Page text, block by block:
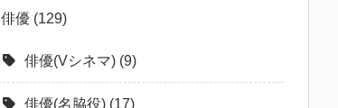
俳優 (129)
俳優(Vシネマ) (9)
俳優(名脇役) (17)